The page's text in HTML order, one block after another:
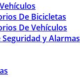
De Bicicletas
De Vehículos
Seguridad y Alarmas